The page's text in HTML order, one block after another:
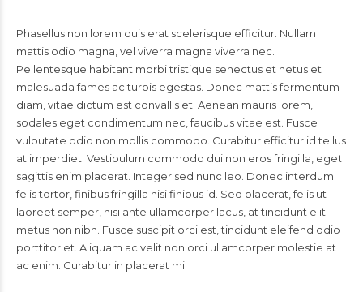
Phasellus non lorem quis erat scelerisque efficitur. Nullam
mattis odio magna, vel viverra magna viverra nec.
Pellentesque habitant morbi tristique senectus et netus et
malesuada fames ac turpis egestas. Donec mattis fermentum
diam, vitae dictum est convallis et. Aenean mauris lorem,
sodales eget condimentum nec, faucibus vitae est. Fusce
vulputate odio non mollis commodo. Curabitur efficitur id tellus
at imperdiet. Vestibulum commodo dui non eros fringilla, eget
sagittis enim placerat. Integer sed nunc leo. Donec interdum
felis tortor, finibus fringilla nisi finibus id. Sed placerat, felis ut
laoreet semper, nisi ante ullamcorper lacus, at tincidunt elit
metus non nibh. Fusce suscipit orci est, tincidunt eleifend odio
porttitor et. Aliquam ac velit non orci ullamcorper molestie at
ac enim. Curabitur in placerat mi.